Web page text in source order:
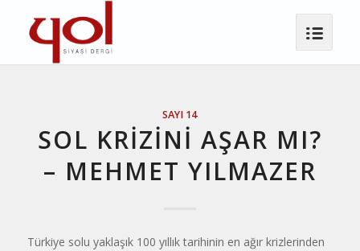
SAYI 14
SOL KRIZINI AŞAR MI?
– MEHMET YILMAZER
Türkiye solu yaklaşık 100 yıllık tarihinin en ağır krizlerinden